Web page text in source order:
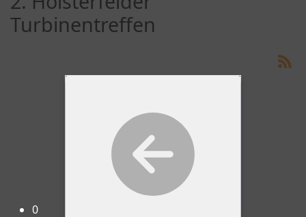
Herzlich Willkommen beim FMC-Rheine e.V.!
0
Turbinentreffen